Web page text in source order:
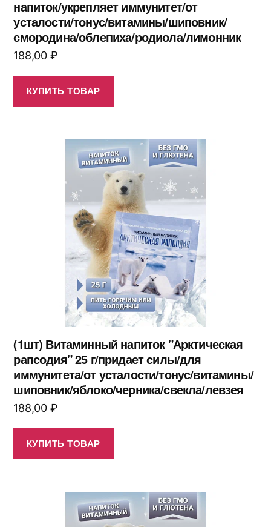
напиток/укрепляет иммунитет/от
усталости/тонус/витамины/шиповник/
смородина/облепиха/родиола/лимонник
188,00 ₽
КУПИТЬ ТОВАР
(1шт) Витаминный напиток "Арктическая
рапсодия" 25 г/придает силы/для
иммунитета/от усталости/тонус/витамины/
шиповник/яблоко/черника/свекла/левзея
188,00 ₽
КУПИТЬ ТОВАР